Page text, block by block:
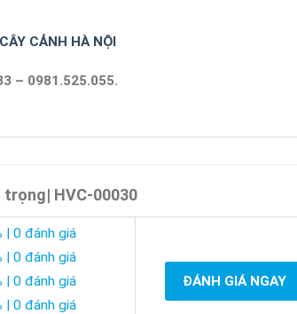
CẢNH HÀ NỘI
– 0981.525.055.
trọng| HVC-00030
| 0 đánh giá
| 0 đánh giá
| 0 đánh giá
| 0 đánh giá
ĐÁNH GIÁ NGAY